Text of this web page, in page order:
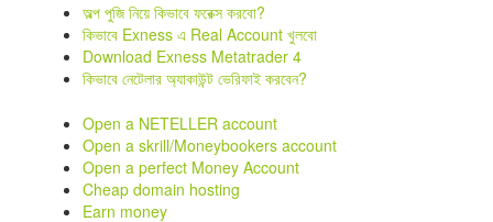
অল্প পুজি নিয়ে কিভাবে ফরেক্স করবো?
কিভাবে Exness এ Real Account খুলবো
Download Exness Metatrader 4
কিভাবে নেটেলার অ্যাকাউন্ট ভেরিফাই করবেন?
Open a NETELLER account
Open a skrill/Moneybookers account
Open a perfect Money Account
Cheap domain hosting
Earn money